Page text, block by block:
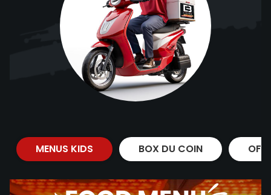
MENUS KIDS BOX DU COIN